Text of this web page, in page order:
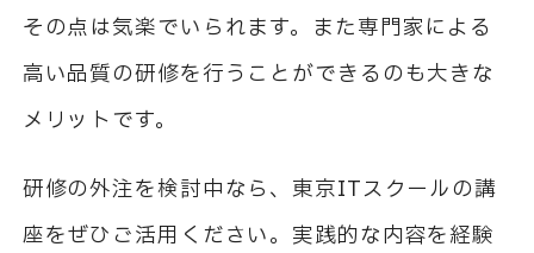
その点は気楽でいられます。また専門家による
高い品質の研修を行うことができるのも大きな
メリットです。
研修の外注を検討中なら、東京ITスクールの講
座をぜひご活用ください。実践的な内容を経験